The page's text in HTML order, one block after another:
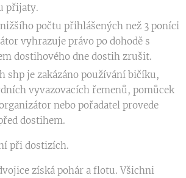
přijaty.
počtu přihlášených než 3 poníci
vyhrazuje právo po dohodě s
dostihového dne dostih zrušit.
shp je zakázáno používání bičíku,
vyvazovacích řemenů, pomůcek
nebo pořadatel provede
dostihem.
při dostizích.
získá pohár a flotu. Všichni